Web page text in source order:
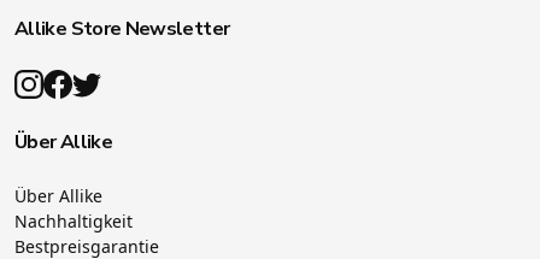
Allike Store Newsletter
Über Allike
Über Allike
Nachhaltigkeit
Bestpreisgarantie